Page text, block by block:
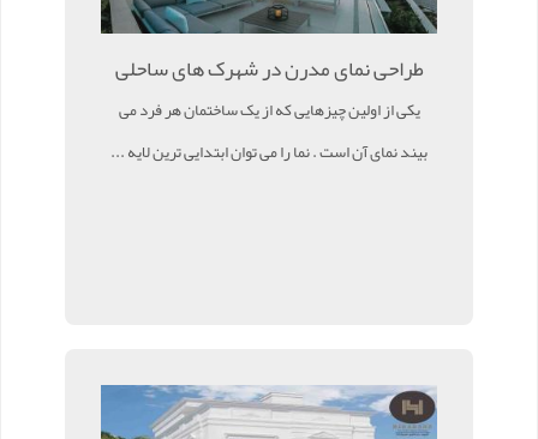
طراحی نمای مدرن در شهرک های ساحلی
یکی از اولین چیزهایی که از یک ساختمان هر فرد می
بیند نمای آن است . نما را می توان ابتدایی ترین لایه ...